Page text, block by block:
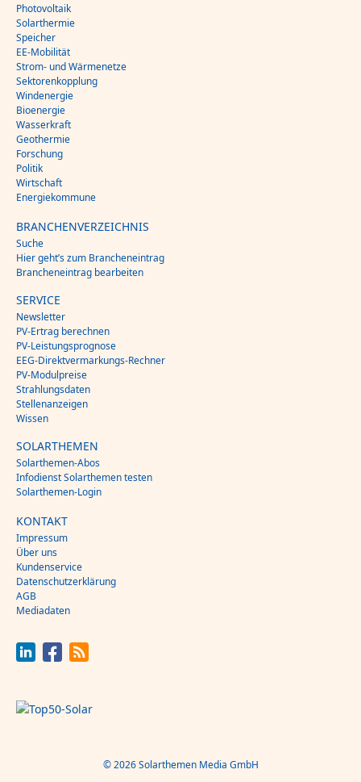
Photovoltaik
Solarthermie
Speicher
EE-Mobilität
Strom- und Wärmenetze
Sektorenkopplung
Windenergie
Bioenergie
Wasserkraft
Geothermie
Forschung
Politik
Wirtschaft
Energiekommune
BRANCHENVERZEICHNIS
Suche
Hier geht’s zum Brancheneintrag
Brancheneintrag bearbeiten
SERVICE
Newsletter
PV-Ertrag berechnen
PV-Leistungsprognose
EEG-Direktvermarkungs-Rechner
PV-Modulpreise
Strahlungsdaten
Stellenanzeigen
Wissen
SOLARTHEMEN
Solarthemen-Abos
Infodienst Solarthemen testen
Solarthemen-Login
KONTAKT
Impressum
Über uns
Kundenservice
Datenschutzerklärung
AGB
Mediadaten
© 2026 Solarthemen Media GmbH